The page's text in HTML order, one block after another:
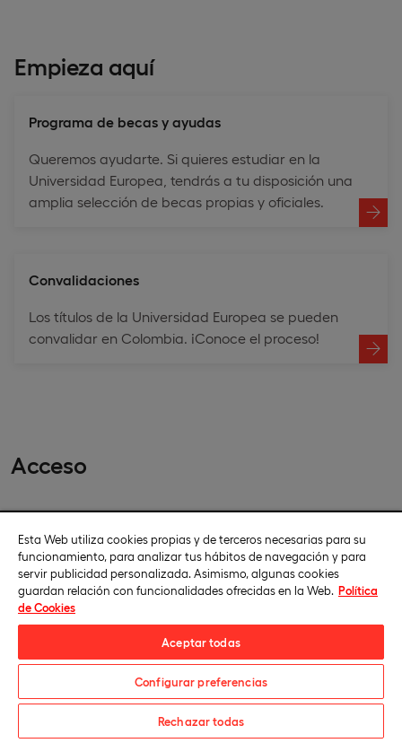
Empieza aquí
Programa de becas y ayudas
Queremos ayudarte. Si quieres estudiar en la
Universidad Europea, tendrás a tu disposición una
amplia selección de becas propias y oficiales.
Convalidaciones
Los títulos de la Universidad Europea se pueden
convalidar en Colombia. ¡Conoce el proceso!
Acceso
Perfil recomendado
Requisitos de acceso
Normativa de transferencia ySolicita información
Esta Web utiliza cookies propias y de terceros necesarias para su
funcionamiento, para analizar tus hábitos de navegación y para
servir publicidad personalizada. Asimismo, algunas cookies
guardan relación con funcionalidades ofrecidas en la Web. Política
de Cookies
Aceptar todas
Configurar preferencias
Rechazar todas